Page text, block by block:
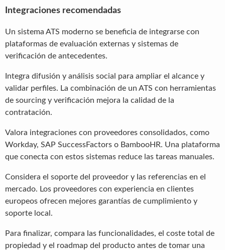
Integraciones recomendadas
Un sistema ATS moderno se beneficia de integrarse con
plataformas de evaluación externas y sistemas de
verificación de antecedentes.
Integra difusión y análisis social para ampliar el alcance y
validar perfiles. La combinación de un ATS con herramientas
de sourcing y verificación mejora la calidad de la
contratación.
Valora integraciones con proveedores consolidados, como
Workday, SAP SuccessFactors o BambooHR. Una plataforma
que conecta con estos sistemas reduce las tareas manuales.
Considera el soporte del proveedor y las referencias en el
mercado. Los proveedores con experiencia en clientes
europeos ofrecen mejores garantías de cumplimiento y
soporte local.
Para finalizar, compara las funcionalidades, el coste total de
propiedad y el roadmap del producto antes de tomar una